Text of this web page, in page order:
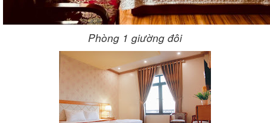
Phòng 1 giường đôi